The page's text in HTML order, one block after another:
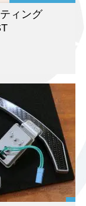
ティング